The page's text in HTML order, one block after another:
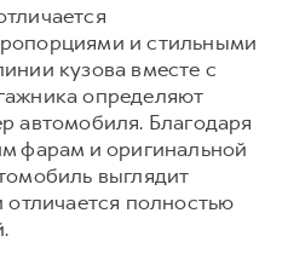
и стильными
кузова вместе с
определяют
автомобиля. Благодаря
фарам и оригинальной
выглядит
полностью